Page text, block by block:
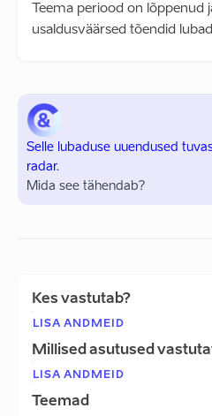
Teema periood on lõppenud
usaldusväärsed tõendid
Selle lubaduse uuendused
radar.
Mida see tähendab?
Kes vastutab?
LISA ANDMEID
Millised asutused
LISA ANDMEID
Teemad